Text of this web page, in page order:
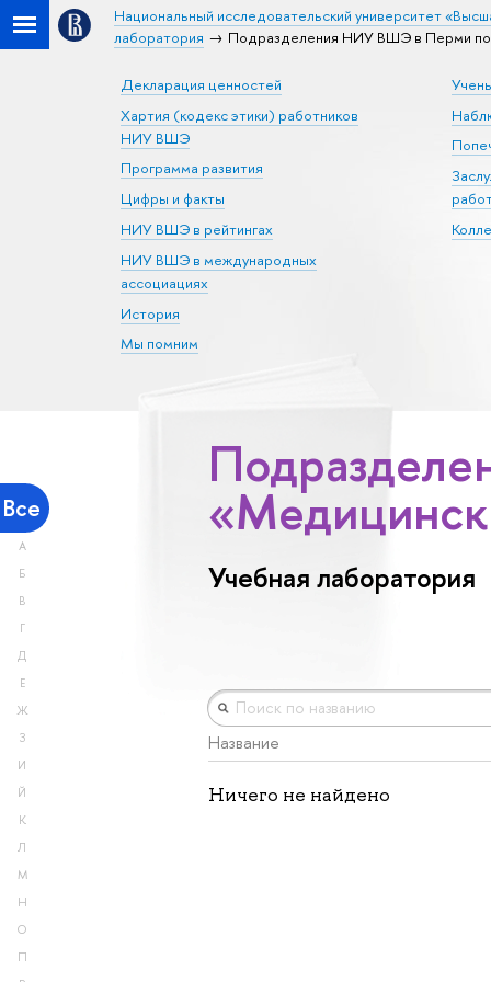
Национальный исследовательский университет
лаборатория
Подразделения НИУ ВШЭ в Перми по
Декларация ценностей
Хартия (кодекс этики) работников
НИУ ВШЭ
Программа развития
Цифры и факты
НИУ ВШЭ в рейтингах
НИУ ВШЭ в международных
ассоциациях
История
Мы помним
Все
А
Б
В
Г
Д
Е
Ж
З
И
Й
К
Л
М
Н
О
П
Учебная лаборатория
Название
Ничего не найдено